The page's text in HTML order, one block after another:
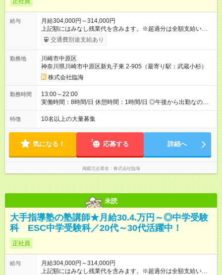
給与
月給304,000円～314,000円
上記額にはみなし残業代を含みます。※超過分は全額支給いたし
ます。 みなし残業代 76,000円／月 みなし残業時間 44時間／月
※固定残業代（月44時間分／7万6000円）を含みます。 ＼給与
当＆年2回の賞与あり！ ★ノルマなし＆集客の目標達成には報奨
金支給！ 【試用期間】試用期間あり 試用期間の長さ：2ヶ月 雇
用形態、給与は本採用時と同じです。
交通費別途支給あり
勤務地
川崎市中原区
神奈川県川崎市中原区新丸子東 2-905（最寄り駅：武蔵小杉）
株式会社臨海
勤務時間
13:00～22:00
実働時間：8時間/日 休憩時間：1時間/日 ◎午後から出勤なの
で、通勤ラッシュのストレスとは無縁です。
特徴 10名以上の大量募集
気になる！ 応募する 詳細へ
掲載元企業名 株式会社臨海
未読
大手指導塾の塾講師★月給30.4.万円～◎中学受験
科 ESC中学受験科／20代～30代活躍中！
正社員
給与
月給304,000円～314,000円
上記額にはみなし残業代を含みます。※超過分は全額支給いたし